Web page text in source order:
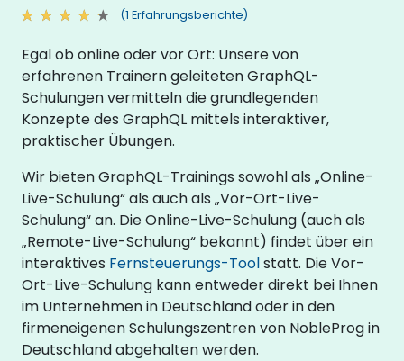
(1 Erfahrungsberichte)
Egal ob online oder vor Ort: Unsere von
erfahrenen Trainern geleiteten GraphQL-
Schulungen vermitteln die grundlegenden
Konzepte des GraphQL mittels interaktiver,
praktischer Übungen.
Wir bieten GraphQL-Trainings sowohl als „Online-
Live-Schulung“ als auch als „Vor-Ort-Live-
Schulung“ an. Die Online-Live-Schulung (auch als
„Remote-Live-Schulung“ bekannt) findet über ein
interaktives Fernsteuerungs-Toolstatt. Die Vor-
Ort-Live-Schulung kann entweder direkt bei Ihnen
im Unternehmen in Deutschland oder in den
firmeneigenen Schulungszentren von NobleProg in
Deutschland abgehalten werden.